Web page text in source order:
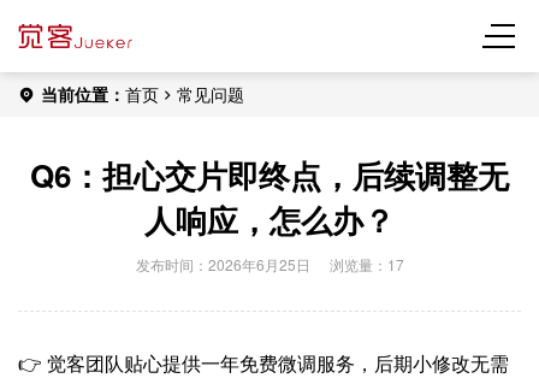
当前位置： 首页 常见问题
Q6：担心交片即终点，后续调整无
人响应，怎么办？
发布时间：2026年6月25日 浏览量：17
👉 觉客团队贴心提供一年免费微调服务，后期小修改无需